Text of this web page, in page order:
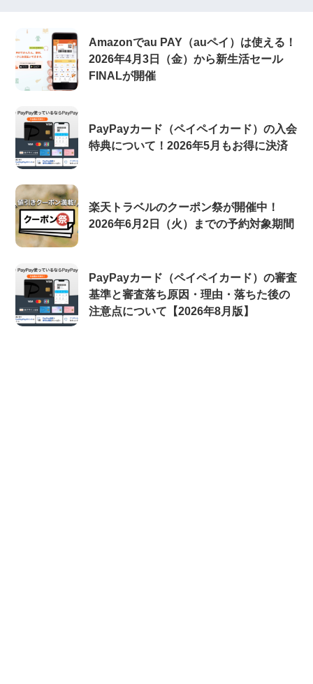
Amazonでau PAY（auペイ）は使える！
2026年4月3日（金）から新生活セール
FINALが開催
PayPayカード（ペイペイカード）の入会
特典について！2026年5月もお得に決済
楽天トラベルのクーポン祭が開催中！
2026年6月2日（火）までの予約対象期間
PayPayカード（ペイペイカード）の審査
基準と審査落ち原因・理由・落ちた後の
注意点について【2026年8月版】